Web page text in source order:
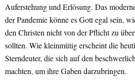
Auferstehung und Erlösung. Das
der Pandemie könne es Gott egal sein,
den Christen nicht von der Pflicht zu
sollten. Wie kleinmütig erscheint die
Sterndeuter, die sich auf den
machten, um ihre Gaben darzubringen.